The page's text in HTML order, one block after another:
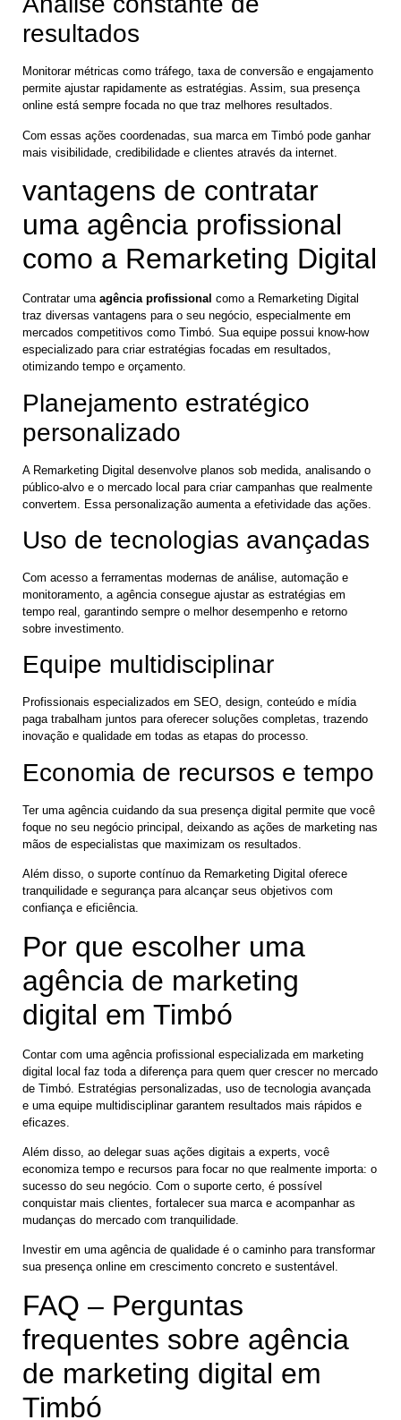
resultados
Monitorar métricas como tráfego, taxa de conversão e engajamento
permite ajustar rapidamente as estratégias. Assim, sua presença
online está sempre focada no que traz melhores resultados.
Com essas ações coordenadas, sua marca em Timbó pode ganhar
mais visibilidade, credibilidade e clientes através da internet.
vantagens de contratar
uma agência profissional
como a Remarketing Digital
Contratar uma agência profissional como a Remarketing Digital
traz diversas vantagens para o seu negócio, especialmente em
mercados competitivos como Timbó. Sua equipe possui know-how
especializado para criar estratégias focadas em resultados,
otimizando tempo e orçamento.
Planejamento estratégico
personalizado
A Remarketing Digital desenvolve planos sob medida, analisando o
público-alvo e o mercado local para criar campanhas que realmente
convertem. Essa personalização aumenta a efetividade das ações.
Uso de tecnologias avançadas
Com acesso a ferramentas modernas de análise, automação e
monitoramento, a agência consegue ajustar as estratégias em
tempo real, garantindo sempre o melhor desempenho e retorno
sobre investimento.
Equipe multidisciplinar
Profissionais especializados em SEO, design, conteúdo e mídia
paga trabalham juntos para oferecer soluções completas, trazendo
inovação e qualidade em todas as etapas do processo.
Economia de recursos e tempo
Ter uma agência cuidando da sua presença digital permite que você
foque no seu negócio principal, deixando as ações de marketing nas
mãos de especialistas que maximizam os resultados.
Além disso, o suporte contínuo da Remarketing Digital oferece
tranquilidade e segurança para alcançar seus objetivos com
confiança e eficiência.
Por que escolher uma
agência de marketing
digital em Timbó
Contar com uma agência profissional especializada em marketing
digital local faz toda a diferença para quem quer crescer no mercado
de Timbó. Estratégias personalizadas, uso de tecnologia avançada
e uma equipe multidisciplinar garantem resultados mais rápidos e
eficazes.
Além disso, ao delegar suas ações digitais a experts, você
economiza tempo e recursos para focar no que realmente importa: o
sucesso do seu negócio. Com o suporte certo, é possível
conquistar mais clientes, fortalecer sua marca e acompanhar as
mudanças do mercado com tranquilidade.
Investir em uma agência de qualidade é o caminho para transformar
sua presença online em crescimento concreto e sustentável.
FAQ – Perguntas
frequentes sobre agência
de marketing digital em
Timbó